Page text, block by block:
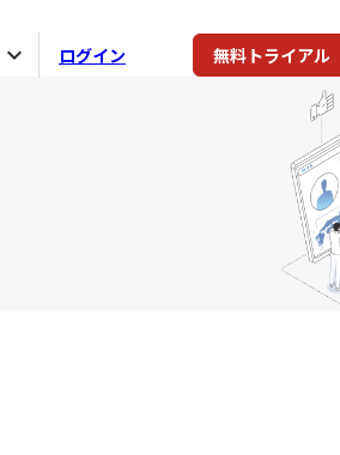
expand_more ログイン 無料トライアル